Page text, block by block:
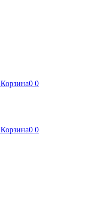
Корзина0 0
Корзина0 0